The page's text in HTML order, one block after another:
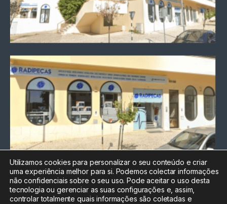
Chamada para a rede fixa
nacional
Electrónica:212
Utilizamos cookies para personalizar o seu conteúdo e criar
uma experiência melhor para si. Podemos colectar informações
não confidenciais sobre o seu uso. Pode aceitar o uso desta
tecnologia ou gerenciar as suas configurações e, assim,
controlar totalmente quais informações são coletadas e